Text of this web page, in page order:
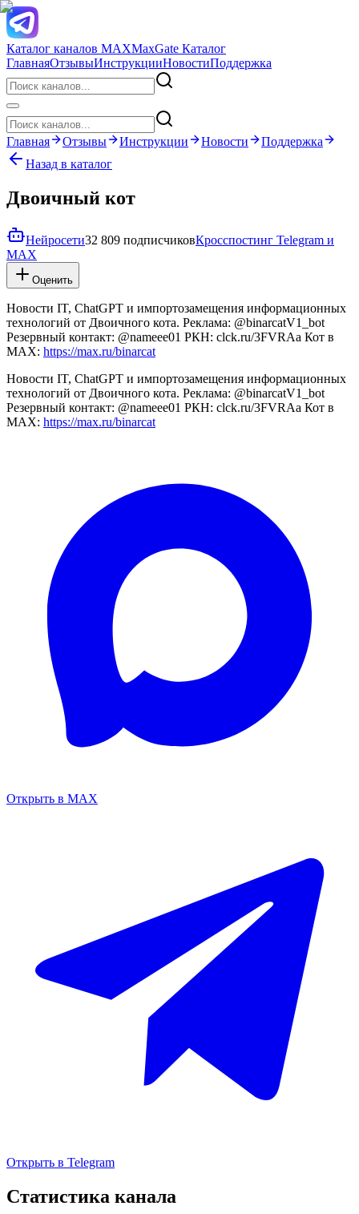
Каталог каналов MAXMaxGate Каталог
ГлавнаяОтзывыИнструкцииНовостиПоддержка
Главная Отзывы Инструкции Новости
Поддержка
Назад в каталог
Двоичный кот
Нейросети32 809 подписчиковКросспостинг Telegram и
MAX
Оценить
Новости IT, ChatGPT и импортозамещения информационных
технологий от Двоичного кота. Реклама: @binarcatV1_bot
Резервный контакт: @nameee01 РКН: clck.ru/3FVRAa Кот в
MAX: https://max.ru/binarcat
Новости IT, ChatGPT и импортозамещения информационных
технологий от Двоичного кота. Реклама: @binarcatV1_bot
Резервный контакт: @nameee01 РКН: clck.ru/3FVRAa Кот в
MAX: https://max.ru/binarcat
Открыть в MAX
Открыть в Telegram
Статистика канала